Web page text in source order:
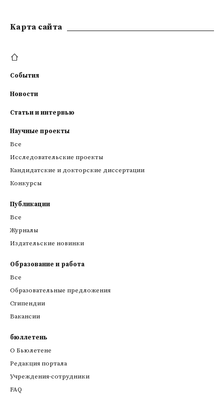
Kарта сайта
События
Новости
Статьи и интервью
Научные проекты
Все
Исследовательские проекты
Кандидатские и докторские диссертации
Конкурсы
Публикации
Все
Журналы
Издательские новинки
Образование и работа
Все
Образовательные предложения
Стипендии
Вакансии
бюллетень
О Бьюлетене
Редакция портала
Учреждения-сотрудники
FAQ